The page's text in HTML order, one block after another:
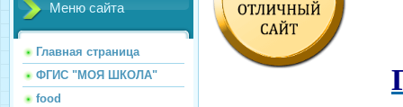
Меню сайта
Главная страница
ФГИС "МОЯ ШКОЛА"
food